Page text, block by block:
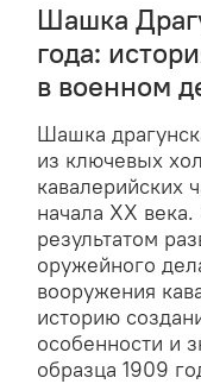
Шашка
года:
в военном
Шашка
из ключевых
кавалерийских
начала XX
результатом
оружейного
вооружения
историю
особенности и
образца 1909